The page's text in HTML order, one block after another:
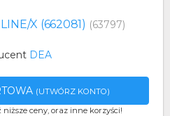
X (662081) (63797)
DEA
(UTWÓRZ KONTO)
niższe ceny, oraz inne korzyści!